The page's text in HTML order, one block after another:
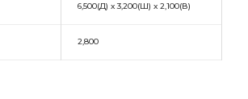
6,500(Д) х 3,200(Ш) х 2,100(В)
2,800